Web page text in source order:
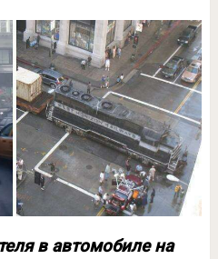
в автомобиле на